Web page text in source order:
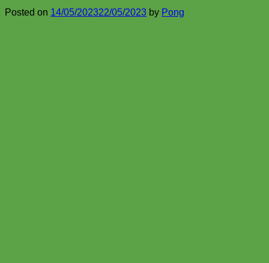
Posted on 14/05/202322/05/2023 by Pong